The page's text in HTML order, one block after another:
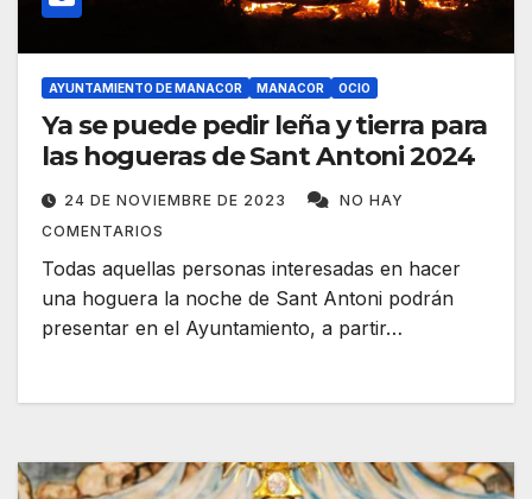
AYUNTAMIENTO DE MANACOR MANACOR OCIO
Ya se puede pedir leña y tierra para
las hogueras de Sant Antoni 2024
24 DE NOVIEMBRE DE 2023
NO HAY
COMENTARIOS
Todas aquellas personas interesadas en hacer
una hoguera la noche de Sant Antoni podrán
presentar en el Ayuntamiento, a partir…